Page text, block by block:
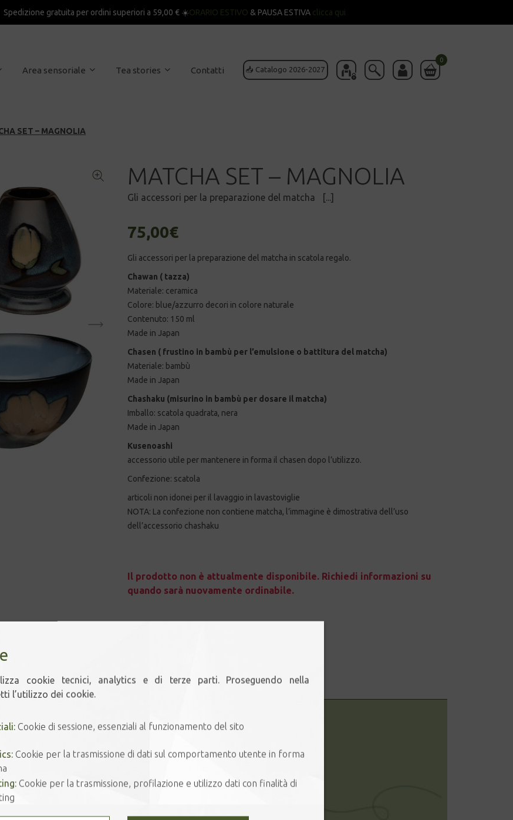
Spedizione gratuita per ordini superiori a 59,00 € ☀️ORARIO ESTIVO & PAUSA ESTIVA clicca qui
📥 Catalogo 2026-2027
0
Area sensoriale Tea stories Contatti
SET – MAGNOLIA
MATCHA SET – MAGNOLIA
Gli accessori per la preparazione del matcha [...]
75,00€
Gli accessori per la preparazione del matcha in scatola regalo.
Chawan ( tazza)
Materiale: ceramica
Colore: blue/azzurro decori in colore naturale
Contenuto: 150 ml
Made in Japan
Chasen ( frustino in bambù per l’emulsione o battitura del matcha)
Materiale: bambù
Made in Japan
Chashaku (misurino in bambù per dosare il matcha)
Imballo: scatola quadrata, nera
Made in Japan
Kusenoashi
accessorio utile per mantenere in forma il chasen dopo l’utilizzo.
Confezione: scatola
articoli non idonei per il lavaggio in lavastoviglie
NOTA: La confezione non contiene matcha, l’immagine è dimostrativa dell’uso
dell’accessorio chashaku
Il prodotto non è attualmente disponibile. Richiedi informazioni su
quando sarà nuovamente ordinabile.
Prodotti correlati
cookie tecnici, analytics e di terze parti. Proseguendo nella
l’utilizzo dei cookie.
Cookie di sessione, essenziali al funzionamento del sito
Cookie per la trasmissione di dati sul comportamento utente in forma
Cookie per la trasmissione, profilazione e utilizzo dati con finalità di